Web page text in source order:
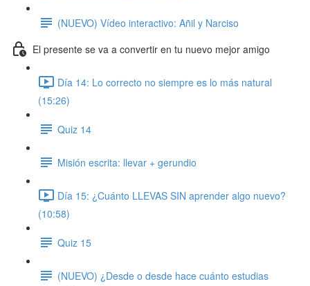
(NUEVO) Vídeo interactivo: Añil y Narciso
El presente se va a convertir en tu nuevo mejor amigo
Día 14: Lo correcto no siempre es lo más natural
(15:26)
Quiz 14
Misión escrita: llevar + gerundio
Día 15: ¿Cuánto LLEVAS SIN aprender algo nuevo?
(10:58)
Quiz 15
(NUEVO) ¿Desde o desde hace cuánto estudias